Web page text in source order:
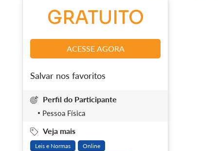
GRATUITO
ACESSE AGORA
Salvar nos favoritos
Perfil do Participante
Pessoa Física
Veja mais
Leis e Normas
Online